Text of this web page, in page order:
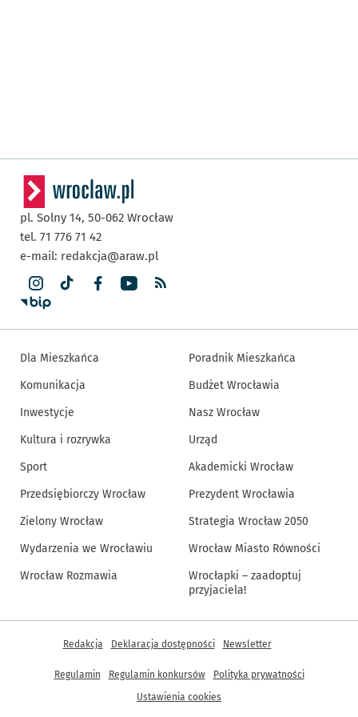
pl. Solny 14, 50-062 Wrocław
tel. 71 776 71 42
e-mail: redakcja@araw.pl
Dla Mieszkańca
Komunikacja
Inwestycje
Kultura i rozrywka
Sport
Przedsiębiorczy Wrocław
Zielony Wrocław
Wydarzenia we Wrocławiu
Wrocław Rozmawia
Poradnik Mieszkańca
Budżet Wrocławia
Nasz Wrocław
Urząd
Akademicki Wrocław
Prezydent Wrocławia
Strategia Wrocław 2050
Wrocław Miasto Równości
Wrocłapki – zaadoptuj
przyjaciela!
Inne informacje
Redakcja Deklaracja dostępności Newsletter
Regulamin Regulamin konkursów
Polityka prywatności
Ustawienia cookies